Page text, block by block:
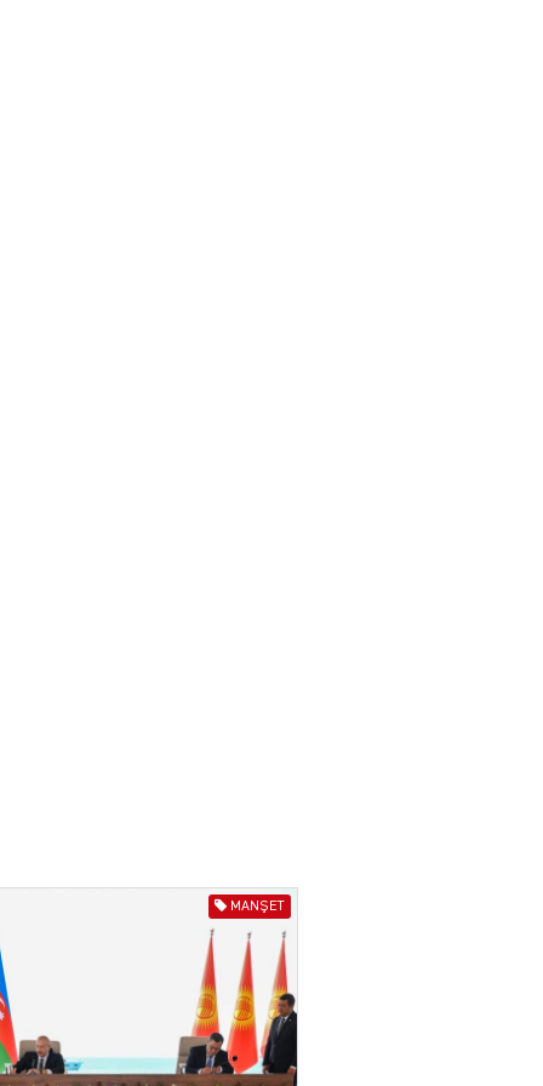
Ekranlardan uzaq qalan
məşhur aktrisanın yeni
qazanc mənbəyi ortaya
2176
MANŞET